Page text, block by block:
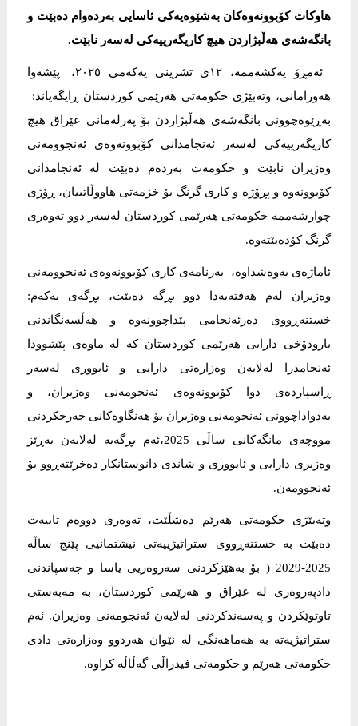
هاوکات کۆبوونەوەکان بەشێوەیەکی ئاسایی بەردەوام دەبێت و
بانگەشەی هەڵبژاردن هیچ کاریگەرییەکی لەسەر نابێت.
ئەمڕۆ یەکشەممە، ١٢ی تشرینی یەکەمی ٢٠٢٥، پێشەوا
هەورامانی، وتەبێژی حکومەتی هەرێمی کوردستان ڕایگەیاند:
بەڕێوەچوونی بانگەشەی هەڵبژاردن بۆ پەرلەمانی عێراق هیچ
کاریگەرییەکی لەسەر ئەنجامدانی کۆبوونەوەی ئەنجوومەنی
وەزیران نابێت و حکومەت بەردەم دەبێت لە ئەنجامدانی
کۆبوونەوە و پڕۆژە و کاری گرنگ بۆ خزمەتی هاووڵاتییان، ڕۆژی
چوارشەممە حکومەتی هەرێمی کوردستان لەسەر دوو تەوەری
گرنگ کۆدەبێتەوە.
ئاماژەی بەوەشداوە، بەرنامەی کاری کۆبوونەوەی ئەنجوومەنی
وەزیران لەم هەفتەیەدا دوو بڕگە دەبێت، بڕگەی یەکەم:
خستنەڕووی دەرئەنجامی پێداچوونەوە و هەڵسەنگاندنی
بارودۆخی دارایی هەرێمی کوردستان کە لە ماوەی پێشوودا
ئەنجامدرا لەلایەن وەزارەتی دارایی و ئابووری لەسەر
ڕاسپاردەی دوا کۆبوونەوەی ئەنجومەنی وەزیران، و
بەدواداچوونی ئەنجومەنی وەزیران بۆ هەنگاوەکانی خەرجکردنی
مووچەی مانگەکانی ساڵی 2025،ئەم بڕگەیە لەلایەن بەڕێز
وەزیری دارایی و ئابووری و شاندی دانوستانکار دەخرێتەڕوو بۆ
ئەنجوومەن.
وتەبێژی حکومەتی هەرێم دەشڵێت، تەوەری دووەم تایبەت
دەبێت بە خستنەڕووی ستراتیژییەتی نیشتمانیی پێنج ساڵە
2025-2029 ( بۆ بەهێزکردنی سەروەریی یاسا و چەسپاندنی
دادپەروەری لە عێراق و هەرێمی کوردستان، بە مەبەستی
تاوتوێکردن و پەسەندکردنی لەلایەن ئەنجومەنی وەزیران. ئەم
ستراتیژیەتە بە هەماهەنگی لە نێوان هەردوو وەزارەتی دادی
حکومەتی هەرێم و حکومەتی فیدراڵی گەڵاڵە کراوە.